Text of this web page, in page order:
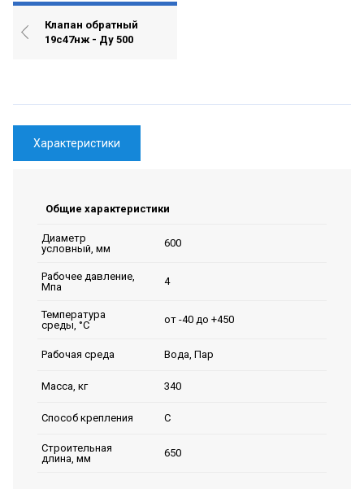
Клапан обратный
19с47нж - Ду 500
Характеристики
Общие характеристики
Диаметр
условный, мм
600
Рабочее давление,
Мпа
4
Температура
среды, °C
от -40 до +450
Рабочая среда Вода, Пар
Масса, кг 340
Способ крепления C
Строительная
длина, мм
650